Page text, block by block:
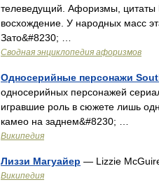
телеведущий. Афоризмы, цитаты
восхождение. У народных масс
Зато&#8230; …
Сводная энциклопедия афоризмов
Односерийные персонажи
односерийных персонажей
игравшие роль в сюжете лишь
камео на заднем&#8230; …
Википедия
Лиззи Магуайер — Lizzie
Википедия